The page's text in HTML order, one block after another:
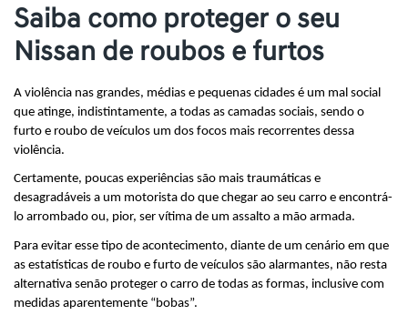
Saiba como proteger o seu
Nissan de roubos e furtos
A violência nas grandes, médias e pequenas cidades é um mal social
que atinge, indistintamente, a todas as camadas sociais, sendo o
furto e roubo de veículos um dos focos mais recorrentes dessa
violência.
Certamente, poucas experiências são mais traumáticas e
desagradáveis a um motorista do que chegar ao seu carro e encontrá-
lo arrombado ou, pior, ser vítima de um assalto a mão armada.
Para evitar esse tipo de acontecimento, diante de um cenário em que
as estatísticas de roubo e furto de veículos são alarmantes, não resta
alternativa senão proteger o carro de todas as formas, inclusive com
medidas aparentemente “bobas”.